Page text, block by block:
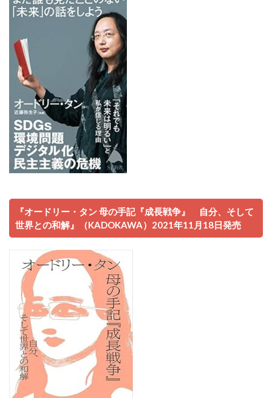
『オードリー・タン 母の手記『成長戦争』 自分、そして
世界との和解』（KADOKAWA）2021年11月18日発売